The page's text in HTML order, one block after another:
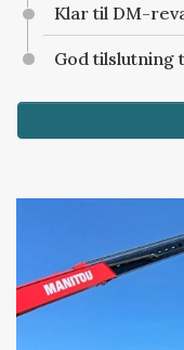
Klar til DM-
God tilslutning